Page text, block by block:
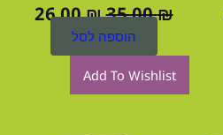
35.00₪
26.00₪
הוספה לסל
Add To Wishlist